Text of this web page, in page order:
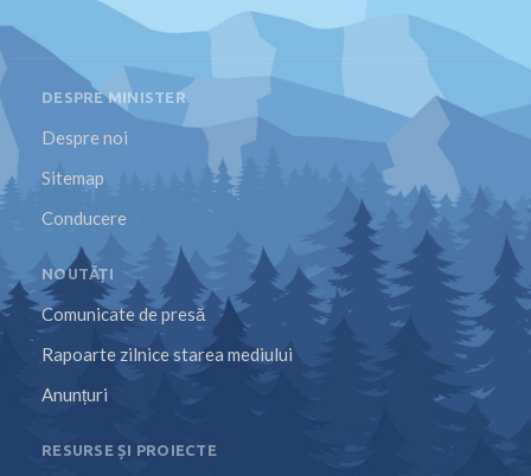
DESPRE MINISTER
Despre noi
Sitemap
Conducere
NOUTĂȚI
Comunicate de presă
Rapoarte zilnice starea mediului
Anunțuri
RESURSE ȘI PROIECTE